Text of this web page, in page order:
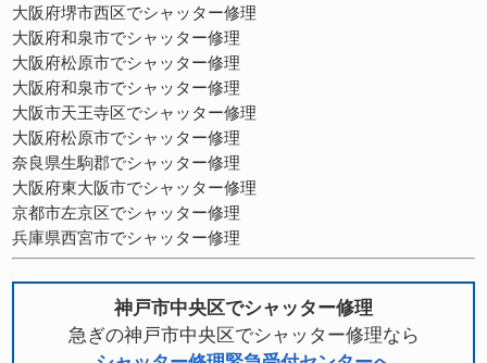
大阪府堺市西区でシャッター修理
大阪府和泉市でシャッター修理
大阪府松原市でシャッター修理
大阪府和泉市でシャッター修理
大阪市天王寺区でシャッター修理
大阪府松原市でシャッター修理
奈良県生駒郡でシャッター修理
大阪府東大阪市でシャッター修理
京都市左京区でシャッター修理
兵庫県西宮市でシャッター修理
神戸市中央区でシャッター修理
急ぎの神戸市中央区でシャッター修理なら